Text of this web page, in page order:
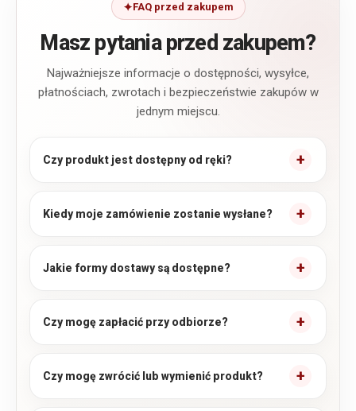
FAQ przed zakupem
Masz pytania przed zakupem?
Najważniejsze informacje o dostępności, wysyłce,
płatnościach, zwrotach i bezpieczeństwie zakupów w
jednym miejscu.
Czy produkt jest dostępny od ręki?
Kiedy moje zamówienie zostanie wysłane?
Jakie formy dostawy są dostępne?
Czy mogę zapłacić przy odbiorze?
Czy mogę zwrócić lub wymienić produkt?